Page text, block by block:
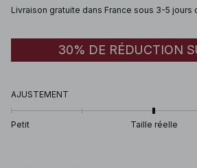
Livraison gratuite dans France sous 3-5 jours
30% DE RÉDUCTION
AJUSTEMENT
Petit Taille réelle